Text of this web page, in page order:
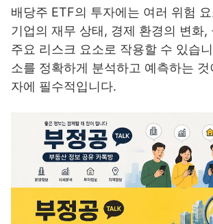
배당주 ETF의 투자에는 여러 위험
기업의 재무 상태, 경제 환경의 변화,
주요 리스크 요소로 작용할 수 있습
소를 정확하게 분석하고 예측하는
자에 필수적입니다.